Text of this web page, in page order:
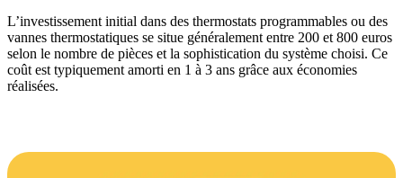
L’investissement initial dans des thermostats programmables ou des
vannes thermostatiques se situe généralement entre 200 et 800 euros
selon le nombre de pièces et la sophistication du système choisi. Ce
coût est typiquement amorti en 1 à 3 ans grâce aux économies
réalisées.